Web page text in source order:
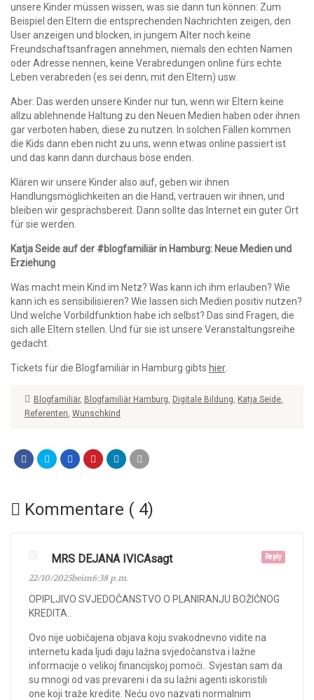
unsere Kinder müssen wissen, was sie dann tun können: Zum
Beispiel den Eltern die entsprechenden Nachrichten zeigen, den
User anzeigen und blocken, in jungem Alter noch keine
Freundschaftsanfragen annehmen, niemals den echten Namen
oder Adresse nennen, keine Verabredungen online fürs echte
Leben verabreden (es sei denn, mit den Eltern) usw.
Aber: Das werden unsere Kinder nur tun, wenn wir Eltern keine
allzu ablehnende Haltung zu den Neuen Medien haben oder ihnen
gar verboten haben, diese zu nutzen. In solchen Fällen kommen
die Kids dann eben nicht zu uns, wenn etwas online passiert ist
und das kann dann durchaus böse enden.
Klären wir unsere Kinder also auf, geben wir ihnen
Handlungsmöglichkeiten an die Hand, vertrauen wir ihnen, und
bleiben wir gesprächsbereit. Dann sollte das Internet ein guter Ort
für sie werden.
Katja Seide auf der #blogfamiliär in Hamburg: Neue Medien und
Erziehung
Was macht mein Kind im Netz? Was kann ich ihm erlauben? Wie
kann ich es sensibilisieren? Wie lassen sich Medien positiv nutzen?
Und welche Vorbildfunktion habe ich selbst? Das sind Fragen, die
sich alle Eltern stellen. Und für sie ist unsere Veranstaltungsreihe
gedacht.
Tickets für die Blogfamiliär in Hamburg gibts hier.
Blogfamiliär, Blogfamiliär Hamburg, Digitale Bildung, Katja Seide,
Referenten, Wunschkind
Kommentare ( 4)
Reply
MRS DEJANA IVICAsagt
22/10/2025beim6:38 p.m.
OPIPLJIVO SVJEDOČANSTVO O PLANIRANJU BOŽIĆNOG
KREDITA..
Ovo nije uobičajena objava koju svakodnevno vidite na
internetu kada ljudi daju lažna svjedočanstva i lažne
informacije o velikoj financijskoj pomoći.. Svjestan sam da
su mnogi od vas prevareni i da su lažni agenti iskoristili
one koji traže kredite. Neću ovo nazvati normalnim